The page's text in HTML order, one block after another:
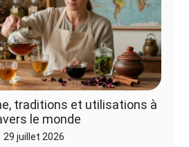
traditions et utilisations à
le monde
29 juillet 2026